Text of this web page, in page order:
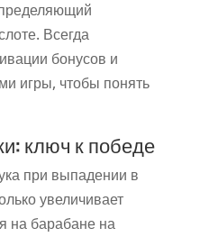
Всегда
бонусов и
игры, чтобы понять
ключ к победе
при выпадении в
увеличивает
на барабане на